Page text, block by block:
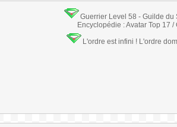
Guerrier Level 58 - Guilde
Encyclopédie : Avatar Top 17 /
L'ordre est infini ! L'ordre